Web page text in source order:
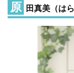
原 田真美（は